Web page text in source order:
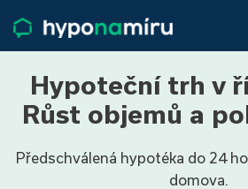
Životní pojištění
Pojištění nemovitosti
Články
O nás
800 688 388
9−16 hod.
Hypoteční trh v
Růst objemů a
Předschválená hypotéka do 24
domova.